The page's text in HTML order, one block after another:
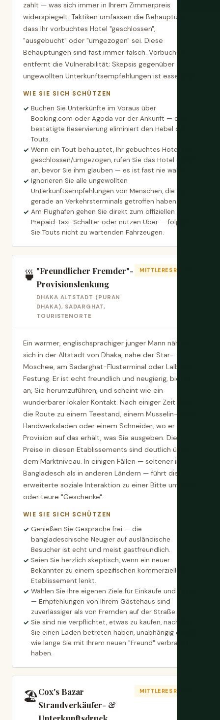
zahlt — was sich immer in Ihrem Zimmerpreis
widerspiegelt. Taktiken umfassen die Behauptung,
dass Ihr vorbuchtes Hotel "geschlossen",
"ausgebucht" oder "umgezogen" sei. Diese
Behauptungen sind fast immer falsch. Vorbuchen
entfernt die Vulnerabilität; Skepsis gegenüber
ungewollten Unterkunftsempfehlungen ist essenziell.
WIE SIE SICH SCHÜTZEN
Buchen Sie Unterkünfte im Voraus über
Booking.com oder Agoda vor der Ankunft — eine
bestätigte Reservierung eliminiert den Hebel der
Touts.
Wenn ein Tout behauptet, Ihr gebuchtes Hotel sei
geschlossen/umgezogen, rufen Sie das Hotel direkt
an, bevor Sie ihm glauben — es ist fast nie wahr.
Ignorieren Sie alle ungewollten
Unterkunftsempfehlungen von Menschen, die Sie
gerade an Verkehrsterminals getroffen haben.
Am Flughafen gehen Sie direkt zum offiziellen
Prepaid-Taxi-Schalter oder nutzen Uber — folgen
Sie Touts nicht zu wartenden Fahrzeugen.
🍵 "Freundlicher Fremder"-
Provisionslenkung
DHAKA ALTSTADT (PURAN
DHAKA), SADARGHAT,
TOURISTENORTE
MITTLERES RISIKO
Ein warmer, englischsprachiger junger Mann nähert
sich in der Altstadt von Dhaka, nahe der Star-
Moschee, am Sadarghat-Flusterminal oder Lalbagh-
Festung. Er ist echt freundlich und neugierig, bietet
an, Sie herumzuführen, und scheint wie ein
wunderbarer lokaler Kontakt. Nach einiger Zeit führt
die Route zu einem Teestand, einem Musselin- oder
Handwerksladen oder einem Schneider, wo er
Provision auf das erhält, was Sie ausgeben. Die
Preise in diesen Etablissements sind deutlich über
dem Marktniveau. In einigen Fällen — seltener in
Bangladesch als in anderen Ländern — führt die
erweiterte soziale Interaktion zu einer Bitte um Geld
oder teure "Geschenke".
WIE SIE SICH SCHÜTZEN
Genießen Sie Gespräche frei — die
bangladeschische Neugier auf ausländische
Besucher ist echt und meist gastfreundlich.
Seien Sie herzlich skeptisch, wenn ein neuer
Bekannter zu einem spezifischen kommerziellen
Etablissement lenkt.
Wählen Sie Ihre eigenen Ziele für Einkäufe und Essen
— Empfehlungen von Ihrem Gästehaus sind
zuverlässiger als von Fremden auf der Straße.
Sie sind nie verpflichtet, etwas zu kaufen, nachdem
Sie einen Laden betreten haben, unabhängig davon,
wie lange Sie mit Ihrem neuen "Freund" verbracht
haben.
🏖️Cox's Bazar
Strandverkäufer- &
MITTLERES RISIKO